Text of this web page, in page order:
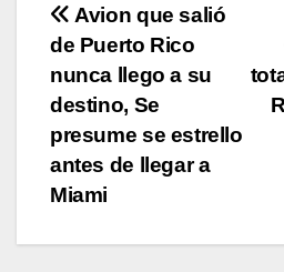
Navegación
de
entradas
Avion que salió
de Puerto Rico
nunca llego a su
destino, Se
presume se estrello
antes de llegar a
Miami